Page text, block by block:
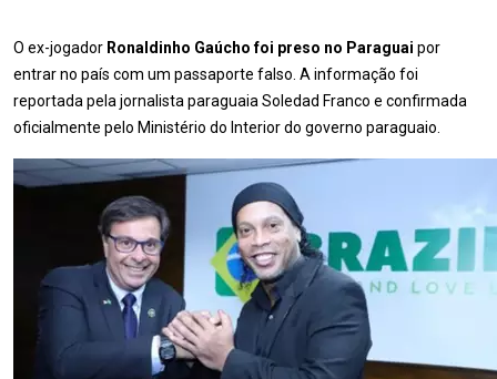
O ex-jogador Ronaldinho Gaúcho foi preso no Paraguai por
entrar no país com um passaporte falso. A informação foi
reportada pela jornalista paraguaia Soledad Franco e confirmada
oficialmente pelo Ministério do Interior do governo paraguaio.